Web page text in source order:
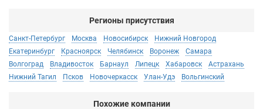
Регионы присутствия
Санкт-Петербург Москва Новосибирск
Нижний Новгород
Екатеринбург
Красноярск Челябинск Воронеж
Самара
Волгоград
Владивосток Барнаул Липецк Хабаровск
Астрахань
Нижний Тагил
Псков Новочеркасск Улан-Удэ Вольгинский
Похожие компании